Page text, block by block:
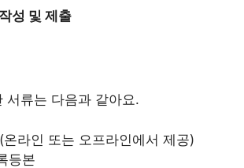
성 및 제출
서류는 다음과 같아요.
온라인 또는 오프라인에서 제공)
등본